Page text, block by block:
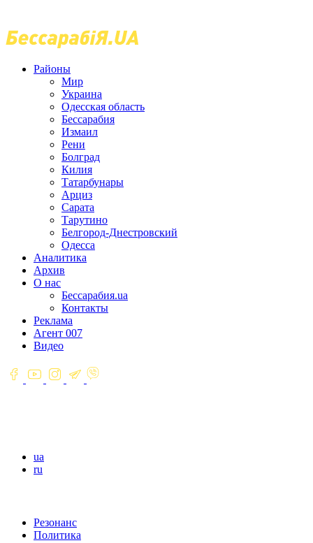
Районы
Мир
Украина
Одесская область
Бессарабия
Измаил
Рени
Болград
Килия
Татарбунары
Арциз
Сарата
Тарутино
Белгород-Днестровский
Одесса
Аналитика
Архив
О нас
Бессарабия.ua
Контакты
Реклама
Агент 007
Видео
ua
ru
Резонанс
Политика